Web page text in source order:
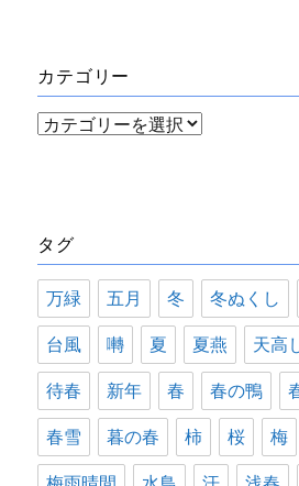
ブ
カテゴリー
カ
ー
タグ
万緑 五月 冬 冬ぬくし
台風 囀 夏 夏燕 天高
待春 新年 春 春の鴨
春雪 暮の春 柿 桜 梅